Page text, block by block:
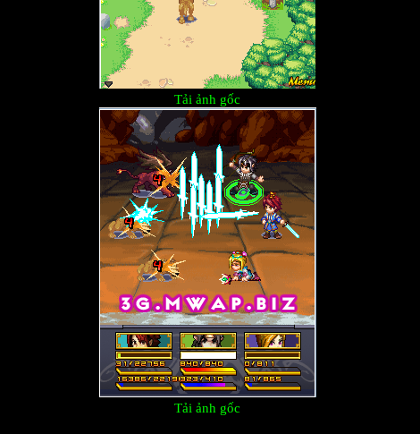
Tải ảnh gốc
Tải ảnh gốc